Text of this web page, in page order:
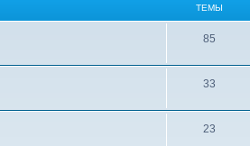
ТЕМЫ
85
33
23